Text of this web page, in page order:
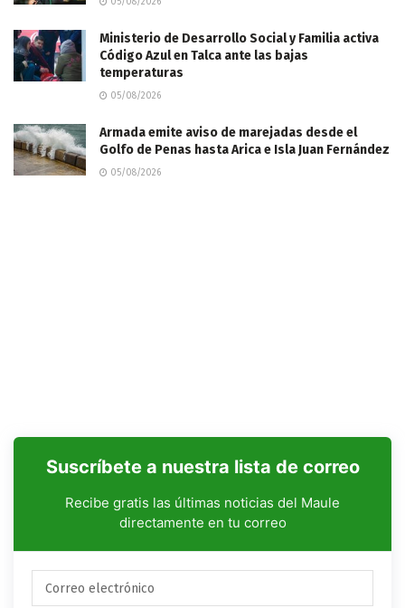
Ministerio de Desarrollo Social y Familia activa
Código Azul en Talca ante las bajas
temperaturas
05/08/2026
​Armada emite aviso de marejadas desde el
Golfo de Penas hasta Arica e Isla Juan Fernández
05/08/2026
Suscríbete a nuestra lista de correo
Recibe gratis las últimas noticias del Maule
directamente en tu correo